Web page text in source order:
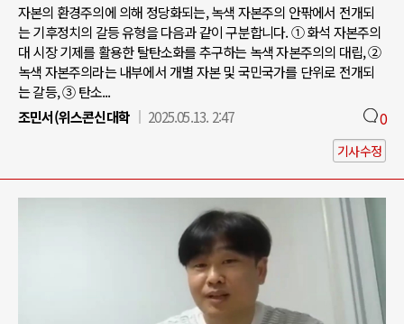
자본의 환경주의에 의해 정당화되는, 녹색 자본주의 안팎에서 전개되
는 기후정치의 갈등 유형을 다음과 같이 구분합니다. ① 화석 자본주의
대 시장 기제를 활용한 탈탄소화를 추구하는 녹색 자본주의의 대립, ②
녹색 자본주의라는 내부에서 개별 자본 및 국민국가를 단위로 전개되
는 갈등, ③ 탄소...
조민서(위스콘신대학
2025.05.13. 2:47 0
기사수정